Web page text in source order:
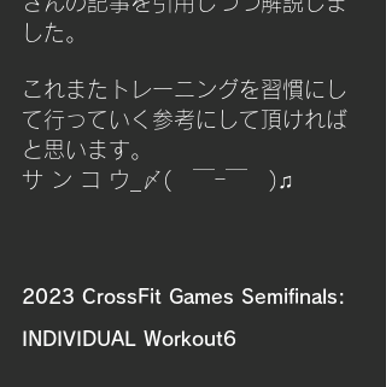
した。
これまたトレーニングを習慣にし
て行っていく参考にして頂ければ
と思います。
サ ン コ ウ_〆(　￣ｰ￣　)♫
2023 CrossFit Games Semifinals:
INDIVIDUAL Workout6